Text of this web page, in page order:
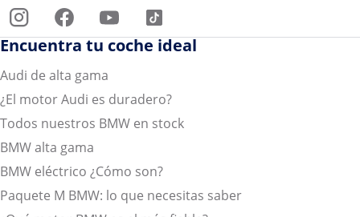
Encuentra tu coche ideal
Audi de alta gama
¿El motor Audi es duradero?
Todos nuestros BMW en stock
BMW alta gama
BMW eléctrico ¿Cómo son?
Paquete M BMW: lo que necesitas saber